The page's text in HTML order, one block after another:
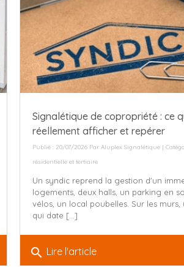
Signalétique de copropriété : ce
réellement afficher et repérer
Publié : 20/07/2026 Par Aluplex Signalétique|
résidentielle et tertiaire
Un syndic reprend la gestion d'un
logements, deux halls, un parking en
vélos, un local poubelles. Sur les
qui date [...]
search Lire l'article